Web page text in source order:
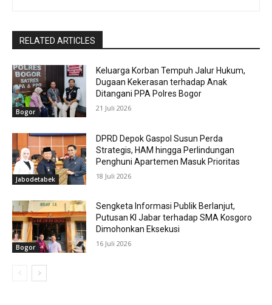
RELATED ARTICLES
Bogor
Keluarga Korban Tempuh Jalur Hukum,
Dugaan Kekerasan terhadap Anak
Ditangani PPA Polres Bogor
21 Juli 2026
Jabodetabek
DPRD Depok Gaspol Susun Perda
Strategis, HAM hingga Perlindungan
Penghuni Apartemen Masuk Prioritas
18 Juli 2026
Bogor
Sengketa Informasi Publik Berlanjut,
Putusan KI Jabar terhadap SMA Kosgoro
Dimohonkan Eksekusi
16 Juli 2026